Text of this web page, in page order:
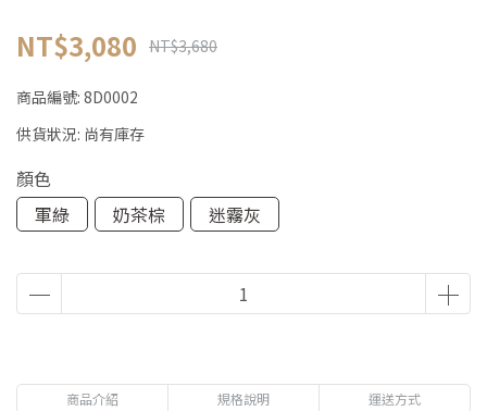
NT$3,080 NT$3,680
商品編號: 8D0002
供貨狀況: 尚有庫存
顏色
軍綠
奶茶棕 迷霧灰
商品介紹 規格說明 運送方式